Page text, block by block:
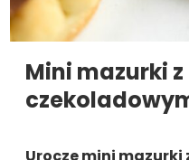
Mini mazurki